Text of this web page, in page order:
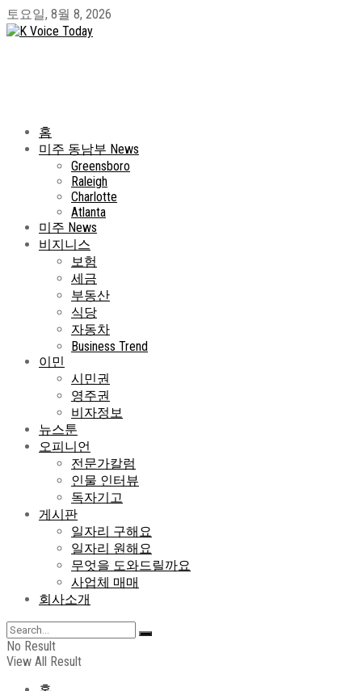
토요일, 8월 8, 2026
홈
미주 동남부 News
Greensboro
Raleigh
Charlotte
Atlanta
미주 News
비지니스
보험
세금
부동산
식당
자동차
Business Trend
이민
시민권
영주권
비자정보
뉴스툰
오피니언
전문가칼럼
인물 인터뷰
독자기고
게시판
일자리 구해요
일자리 원해요
무엇을 도와드릴까요
사업체 매매
회사소개
No Result
View All Result